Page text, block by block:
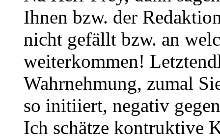
Ihnen bzw. der
nicht gefällt bzw. an
weiterkommen!
Wahrnehmung, zumal
so initiiert, negativ
Ich schätze kontruktive